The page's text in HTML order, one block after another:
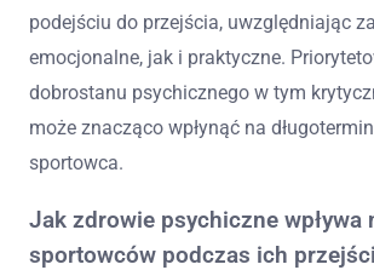
podejściu do przejścia, uwzględniając
emocjonalne, jak i praktyczne.
dobrostanu psychicznego w tym
może znacząco wpłynąć na
sportowca.
Jak zdrowie psychiczne wpływa
sportowców podczas ich